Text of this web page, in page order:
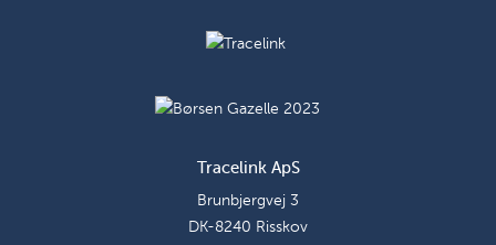
Tracelink ApS
Brunbjergvej 3
DK-8240 Risskov